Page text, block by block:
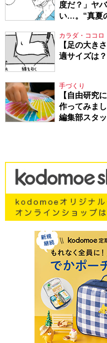
度だ？」ヤ
い…。“真夏
カラダ・ココロ
【足の大き
適サイズは
手づくり
【自由研究
作ってみま
編集部スタ